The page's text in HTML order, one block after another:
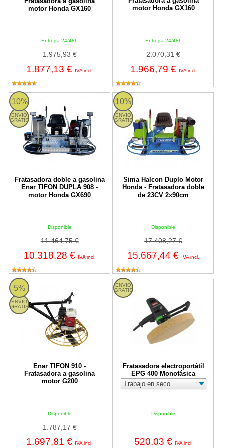
motor Honda GX160
Entrega 24/48h
1.975,93 €
1.877,13 € IVA incl.
motor Honda GX160
Entrega 24/48h
2.070,31 €
1.966,79 € IVA incl.
10%
ENVIO
GRATIS
Fratasadora doble a gasolina
Enar TIFON DUPLA 908 -
motor Honda GX690
Disponible
11.464,75 €
10.318,28 € IVA incl.
Fratasadora doble a gasolina Enar TIFON DUPLA 908 - motor
10%
ENVIO
GRATIS
Sima Halcon Duplo Motor
Honda - Fratasadora doble
de 23CV 2x90cm
Disponible
17.408,27 €
15.667,44 € IVA incl.
Sima Halcon Duplo Motor Honda
5%
ENVIO
GRATIS
Enar TIFON 910 -
Fratasadora a gasolina
motor G200
Disponible
1.787,17 €
1.697,81 € IVA incl.
Enar TIFON 910 - Fratasadora a gasolina motor G200
ENVIO
GRATIS
Fratasadora electroportátil
EPG 400 Monofásica
Disponible
520,03 € IVA incl.
Fratasadora electroportátil EPG